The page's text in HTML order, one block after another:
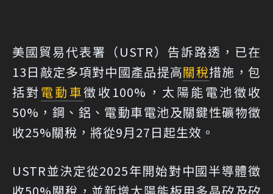
美國貿易代表署（USTR）告訴路透，已在
13日敲定多項對中國產品提高關稅措施，包
括對 電動車徵收100%，太陽能電池徵收
50%，鋼、鋁、電動車電池及關鍵性礦物徵
收25%關稅，將從9月27日起生效。
USTR並決定從2025年開始對中國半導體徵